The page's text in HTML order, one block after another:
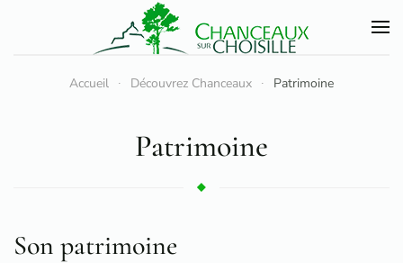
Accéder au contenu principal
Accueil Découvrez Chanceaux Patrimoine
Patrimoine
Son patrimoine